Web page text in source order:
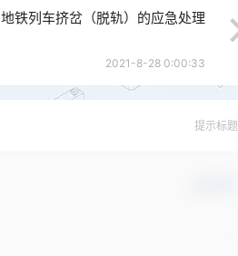
地铁列车挤岔（脱轨）的应急处理
2021-8-28 0:00:33
提示标题